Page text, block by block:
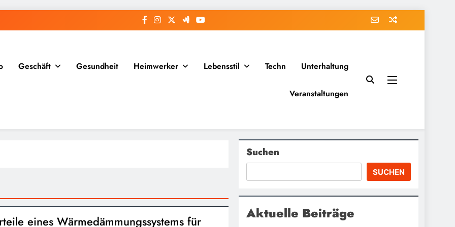
Geschäft Gesundheit Heimwerker Lebensstil Techn Unterhaltung
Veranstaltungen
eines Wärmedämmungssystems für
Suchen
SUCHEN
Aktuelle Beiträge